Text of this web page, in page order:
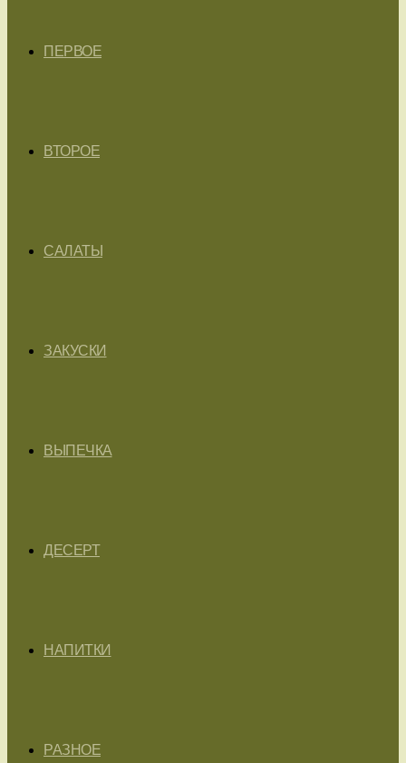
ПЕРВОЕ
ВТОРОЕ
САЛАТЫ
ЗАКУСКИ
ВЫПЕЧКА
ДЕСЕРТ
НАПИТКИ
РАЗНОЕ